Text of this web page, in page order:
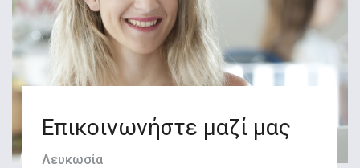
Επικοινωνήστε μαζί μας
Λευκωσία